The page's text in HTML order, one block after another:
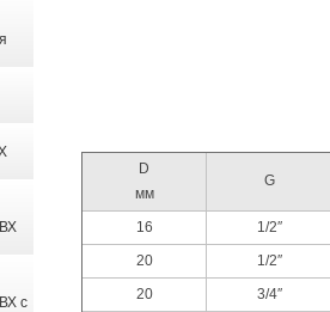
D
мм
G
16
1/2″
20
1/2″
20
3/4″
с